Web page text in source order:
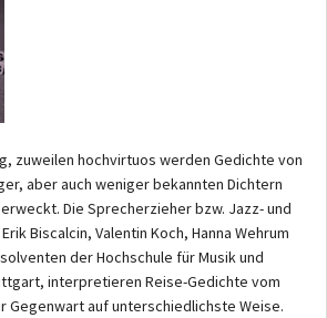
zuweilen hochvirtuos werden Gedichte von
aber auch weniger bekannten Dichtern
Die Sprecherzieher bzw. Jazz- und
Biscalcin, Valentin Koch, Hanna Wehrum
der Hochschule für Musik und
interpretieren Reise-Gedichte vom
Gegenwart auf unterschiedlichste Weise.